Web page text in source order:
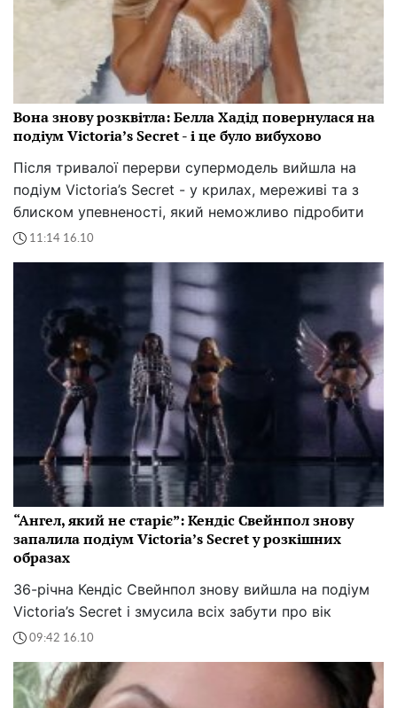
Вона знову розквітла: Белла Хадід повернулася на
подіум Victoria’s Secret - і це було вибухово
Після тривалої перерви супермодель вийшла на
подіум Victoria’s Secret - у крилах, мереживі та з
блиском упевненості, який неможливо підробити
11:14 16.10
“Ангел, який не старіє”: Кендіс Свейнпол знову
запалила подіум Victoria’s Secret у розкішних
образах
36-річна Кендіс Свейнпол знову вийшла на подіум
Victoria’s Secret і змусила всіх забути про вік
09:42 16.10